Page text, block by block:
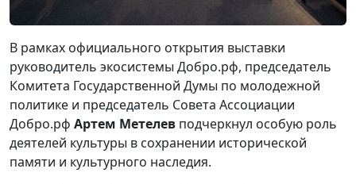
В рамках официального открытия выставки
руководитель экосистемы Добро.рф, председатель
Комитета Государственной Думы по молодежной
политике и председатель Совета Ассоциации
Добро.рф Артем Метелев подчеркнул особую роль
деятелей культуры в сохранении исторической
памяти и культурного наследия.